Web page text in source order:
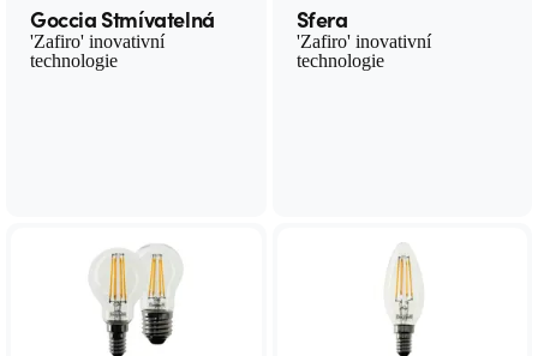
Goccia Stmívatelná
'Zafiro' inovativní
technologie
Sfera
'Zafiro' inovativní
technologie